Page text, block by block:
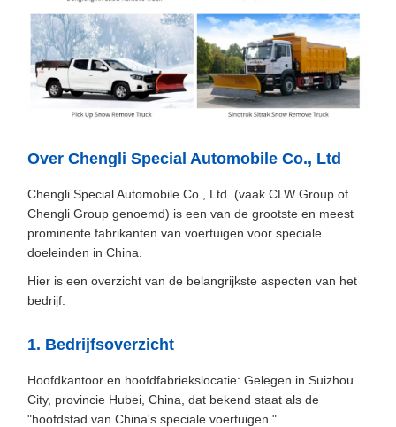
Over Chengli Special Automobile Co., Ltd
Chengli Special Automobile Co., Ltd. (vaak CLW Group of
Chengli Group genoemd) is een van de grootste en meest
prominente fabrikanten van voertuigen voor speciale
doeleinden in China.
Hier is een overzicht van de belangrijkste aspecten van het
bedrijf:
1. Bedrijfsoverzicht
Hoofdkantoor en hoofdfabriekslocatie: Gelegen in Suizhou
City, provincie Hubei, China, dat bekend staat als de
"hoofdstad van China's speciale voertuigen."